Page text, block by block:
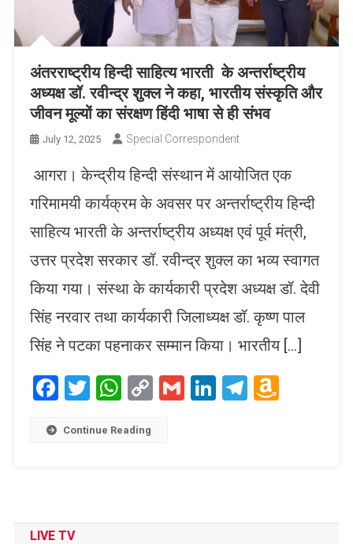
अंतरराष्ट्रीय हिन्दी साहित्य भारती के अन्तर्राष्ट्रीय
अध्यक्ष डॉ. रवीन्द्र शुक्ल ने कहा, भारतीय संस्कृति और
जीवन मूल्यों का संरक्षण हिंदी भाषा से ही संभव
July 12, 2025 Special Correspondent
आगरा। केन्द्रीय हिन्दी संस्थान में आयोजित एक
गरिमामयी कार्यक्रम के अवसर पर अन्तर्राष्ट्रीय हिन्दी
साहित्य भारती के अन्तर्राष्ट्रीय अध्यक्ष एवं पूर्व मंत्री,
उत्तर प्रदेश सरकार डॉ. रवीन्द्र शुक्ल का भव्य स्वागत
किया गया। संस्था के कार्यकारी प्रदेश अध्यक्ष डॉ. देवी
सिंह नरवार तथा कार्यकारी जिलाध्यक्ष डॉ. कृष्ण पाल
सिंह ने पटका पहनाकर सम्मान किया। भारतीय […]
Facebook
Twitter
WhatsApp
CopyGmailLinkedIn
Telegram
Continue Reading
LIVE TV